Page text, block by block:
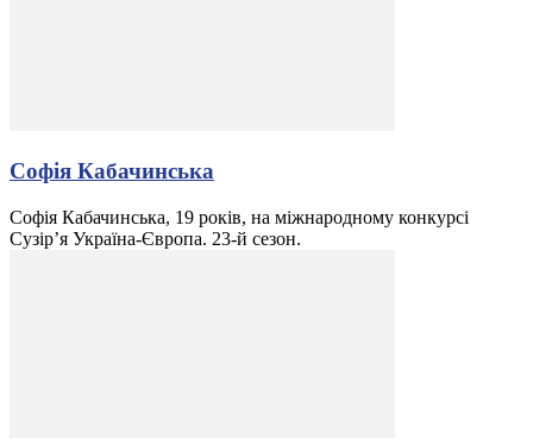
Софія Кабачинська
Софія Кабачинська, 19 років, на міжнародному конкурсі
Сузір’я Україна-Європа. 23-й сезон.